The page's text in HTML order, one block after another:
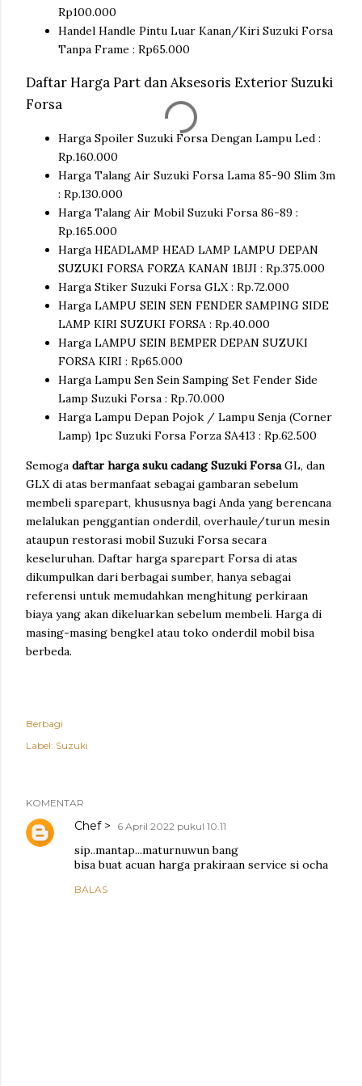
Rp100.000
Handel Handle Pintu Luar Kanan/Kiri Suzuki Forsa
Tanpa Frame : Rp65.000
Daftar Harga Part dan Aksesoris Exterior Suzuki
Forsa
Harga Spoiler Suzuki Forsa Dengan Lampu Led :
Rp.160.000
Harga Talang Air Suzuki Forsa Lama 85-90 Slim 3m
: Rp.130.000
Harga Talang Air Mobil Suzuki Forsa 86-89 :
Rp.165.000
Harga HEADLAMP HEAD LAMP LAMPU DEPAN
SUZUKI FORSA FORZA KANAN 1BIJI : Rp.375.000
Harga Stiker Suzuki Forsa GLX : Rp.72.000
Harga LAMPU SEIN SEN FENDER SAMPING SIDE
LAMP KIRI SUZUKI FORSA : Rp.40.000
Harga LAMPU SEIN BEMPER DEPAN SUZUKI
FORSA KIRI : Rp65.000
Harga Lampu Sen Sein Samping Set Fender Side
Lamp Suzuki Forsa : Rp.70.000
Harga Lampu Depan Pojok / Lampu Senja (Corner
Lamp) 1pc Suzuki Forsa Forza SA413 : Rp.62.500
Semoga daftar harga suku cadang Suzuki Forsa GL, dan
GLX di atas bermanfaat sebagai gambaran sebelum
membeli sparepart, khususnya bagi Anda yang berencana
melalukan penggantian onderdil, overhaule/turun mesin
ataupun restorasi mobil Suzuki Forsa secara
keseluruhan. Daftar harga sparepart Forsa di atas
dikumpulkan dari berbagai sumber, hanya sebagai
referensi untuk memudahkan menghitung perkiraan
biaya yang akan dikeluarkan sebelum membeli. Harga di
masing-masing bengkel atau toko onderdil mobil bisa
berbeda.
Berbagi
Label: Suzuki
KOMENTAR
Chef > 6 April 2022 pukul 10.11
sip..mantap...maturnuwun bang
bisa buat acuan harga prakiraan service si ocha
BALAS